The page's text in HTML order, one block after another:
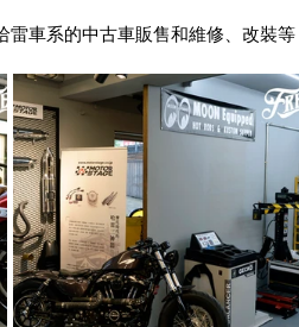
雷車系的中古車販售和維修、改裝等